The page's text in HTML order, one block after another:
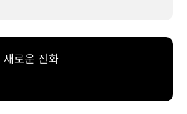
로운 진화